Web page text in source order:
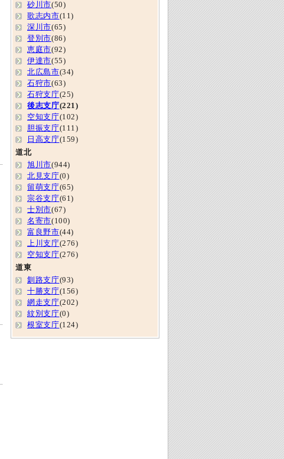
砂川市(50)
歌志内市(11)
深川市(65)
登別市(86)
恵庭市(92)
伊達市(55)
北広島市(34)
石狩市(63)
石狩支庁(25)
後志支庁(221)
空知支庁(102)
胆振支庁(111)
日高支庁(159)
道北
旭川市(944)
北見支庁(0)
留萌支庁(65)
宗谷支庁(61)
士別市(67)
名寄市(100)
富良野市(44)
上川支庁(276)
空知支庁(276)
道東
釧路支庁(93)
十勝支庁(156)
網走支庁(202)
紋別支庁(0)
根室支庁(124)